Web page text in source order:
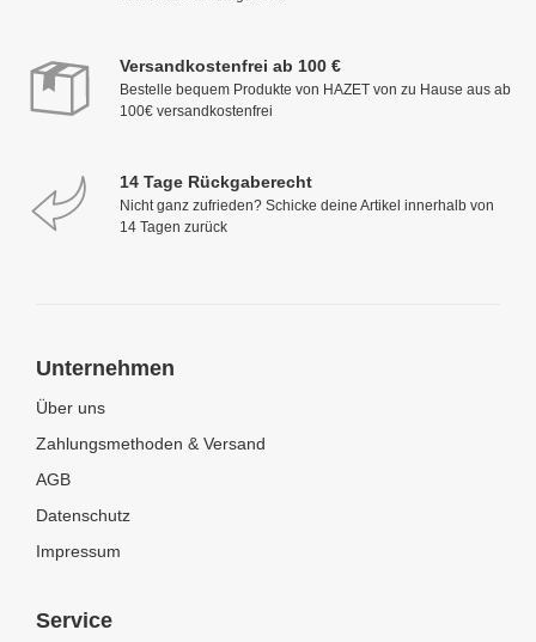
Versandkostenfrei ab 100 €
Bestelle bequem Produkte von HAZET von zu Hause aus ab
100€ versandkostenfrei
14 Tage Rückgaberecht
Nicht ganz zufrieden? Schicke deine Artikel innerhalb von
14 Tagen zurück
Unternehmen
Über uns
Zahlungsmethoden & Versand
AGB
Datenschutz
Impressum
Service